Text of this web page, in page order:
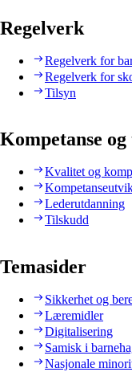
Regelverk
Regelverk for
Regelverk for
Tilsyn
Kompetanse
Kvalitet og
Lederutdanning
Tilskudd
Temasider
Sikkerhet og
Læremidler
Digitalisering
Samisk i
Nasjonale